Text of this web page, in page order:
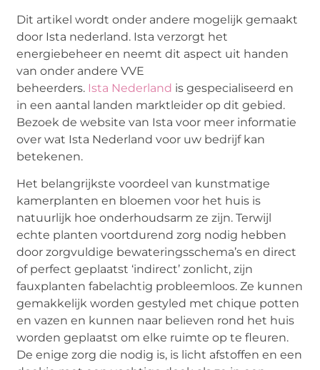
Dit artikel wordt onder andere mogelijk gemaakt
door Ista nederland. Ista verzorgt het
energiebeheer en neemt dit aspect uit handen
van onder andere VVE
beheerders. Ista Nederland is gespecialiseerd en
in een aantal landen marktleider op dit gebied.
Bezoek de website van Ista voor meer informatie
over wat Ista Nederland voor uw bedrijf kan
betekenen.
Het belangrijkste voordeel van kunstmatige
kamerplanten en bloemen voor het huis is
natuurlijk hoe onderhoudsarm ze zijn. Terwijl
echte planten voortdurend zorg nodig hebben
door zorgvuldige bewateringsschema’s en direct
of perfect geplaatst ‘indirect’ zonlicht, zijn
fauxplanten fabelachtig probleemloos. Ze kunnen
gemakkelijk worden gestyled met chique potten
en vazen en kunnen naar believen rond het huis
worden geplaatst om elke ruimte op te fleuren.
De enige zorg die nodig is, is licht afstoffen en een